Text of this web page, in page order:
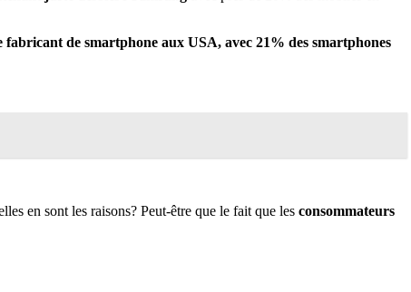
fabricant de smartphone aux USA, avec 21% des smartphones
en sont les raisons? Peut-être que le fait que les consommateurs